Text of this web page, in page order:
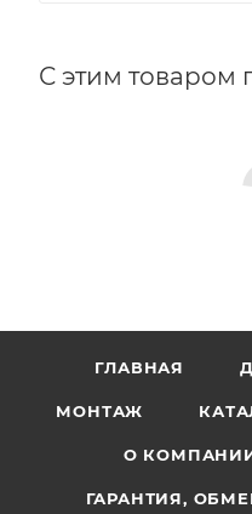
С этим товаром
ГЛАВНАЯ
МОНТАЖ
О
ГАРАНТИЯ,